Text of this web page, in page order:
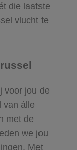
die laatste
vlucht te
voor jou de
van álle
met de
we jou
Met